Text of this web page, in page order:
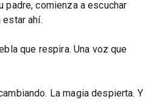
padre, comienza a escuchar
ahí.
que respira. Una voz que
La magia despierta. Y